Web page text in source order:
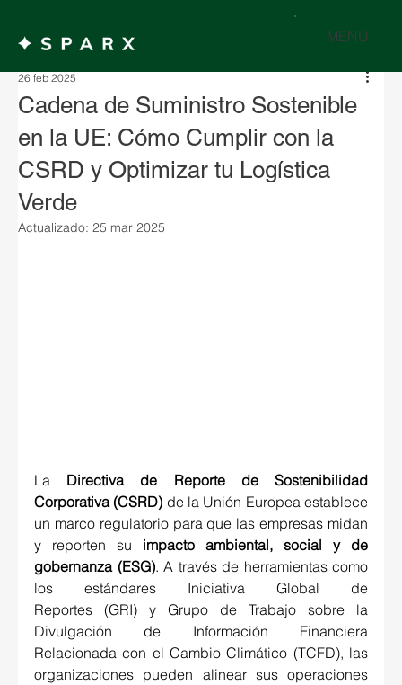
MENU
Cadena de Suministro Sostenible
en la UE: Cómo Cumplir con la
CSRD y Optimizar tu Logística
Verde
26 feb 2025
Actualizado: 25 mar 2025
La Directiva de Reporte de Sostenibilidad
Corporativa (CSRD) de la Unión Europea establece
un marco regulatorio para que las empresas midan
y reporten su impacto ambiental, social y de
gobernanza (ESG). A través de herramientas como
los estándares Iniciativa Global de
Reportes (GRI) y Grupo de Trabajo sobre la
Divulgación de Información Financiera
Relacionada con el Cambio Climático (TCFD), las
organizaciones pueden alinear sus operaciones